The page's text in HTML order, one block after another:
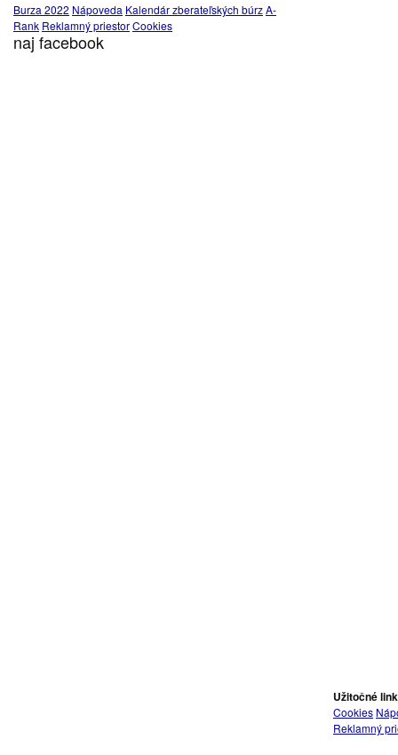
Burza 2022 Nápoveda Kalendár zberateľských búrzA-
Rank Reklamný priestorCookies
naj facebook
Užitočné
Cookies
Reklamný